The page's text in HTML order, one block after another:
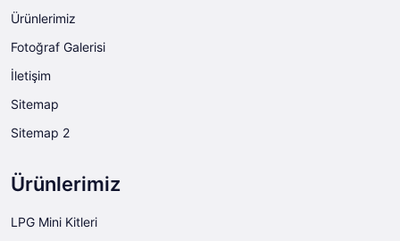
Ürünlerimiz
Fotoğraf Galerisi
İletişim
Sitemap
Sitemap 2
Ürünlerimiz
LPG Mini Kitleri